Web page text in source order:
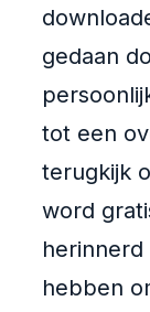
gedaan
tot een
terugkijk
word
hebben